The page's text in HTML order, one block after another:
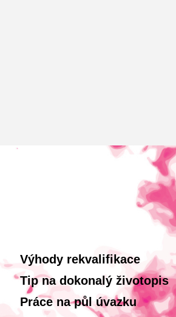
Výhody rekvalifikace
Tip na dokonalý životopis
Práce na půl úvazku